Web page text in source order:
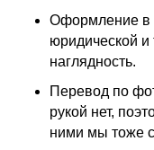
Оформление в
юридической и
наглядность.
Перевод по
рукой нет,
ними мы тоже